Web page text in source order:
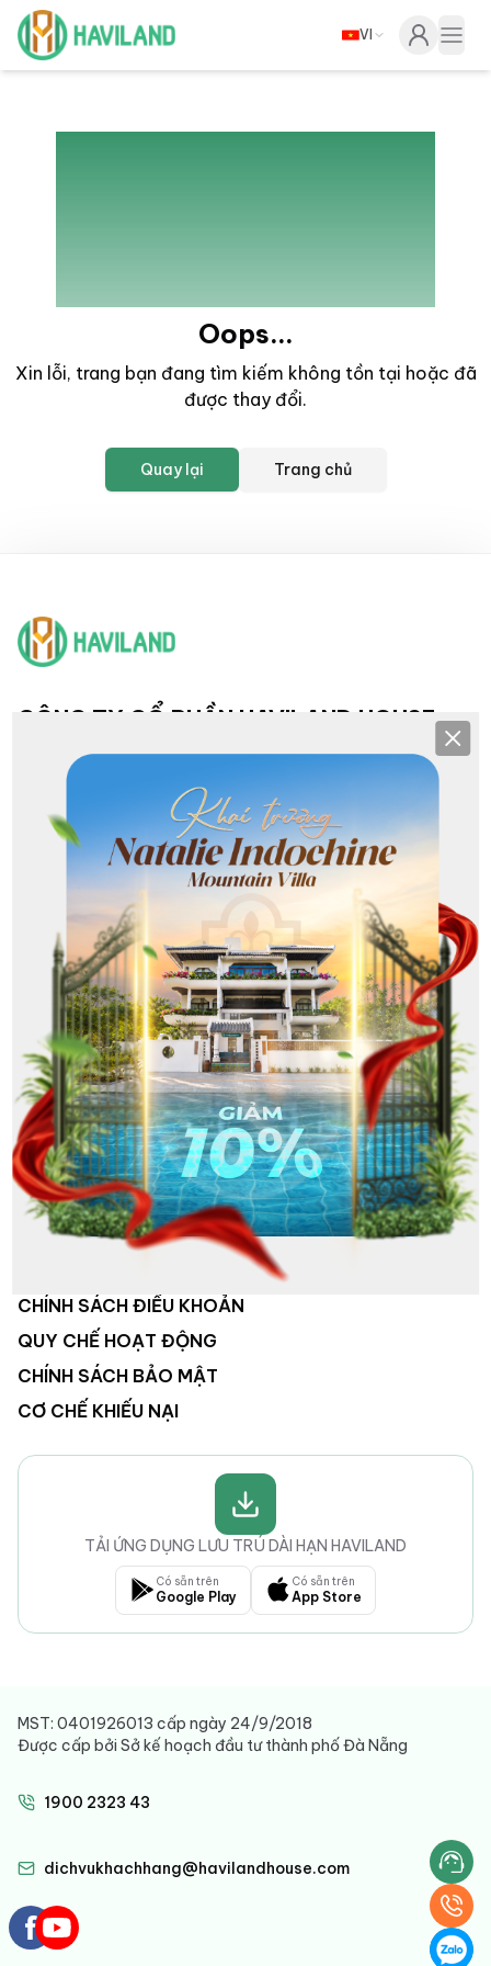
Haviland
VI
404
Oops...
Xin lỗi, trang bạn đang tìm kiếm không tồn tại hoặc đã
được thay đổi.
Quay lại Trang chủ
CÔNG TY CỔ PHẦN HAVILAND HOUSE
TRỤ SỞ & CHI NHÁNH
Hội sở: 193 Nguyễn Văn Linh, Hải Châu, Đà Nẵng
CN NHS: 25-27 Khuê Mỹ Đông 3, Ngũ Hành Sơn, Đà Nẵng
CN Sơn Trà: Lô G1 Phạm Văn Đồng, Sơn Trà, Đà Nẵng
CN Hoà Xuân: 368 Nguyễn Phước Lan, Hoà Xuân, Đà Nẵng
CN Liên Chiểu: 213 Nguyễn Sinh Sắc, Hòa Khánh, Đà Nẵng
VỀ CHÚNG TÔI
HỆ THỐNG KHÁCH SẠN
HOẠT ĐỘNG CÔNG TY
TUYỂN DỤNG
LIÊN HỆ
CHÍNH SÁCH ĐIỀU KHOẢN
QUY CHẾ HOẠT ĐỘNG
CHÍNH SÁCH BẢO MẬT
CƠ CHẾ KHIẾU NẠI
TẢI ỨNG DỤNG LƯU TRÚ DÀI HẠN HAVILAND
Có sẵn trên
Google Play
Có sẵn trên
App Store
MST: 0401926013 cấp ngày 24/9/2018
Được cấp bởi Sở kế hoạch đầu tư thành phố Đà Nẵng
1900 2323 43
dichvukhachhang@havilandhouse.com